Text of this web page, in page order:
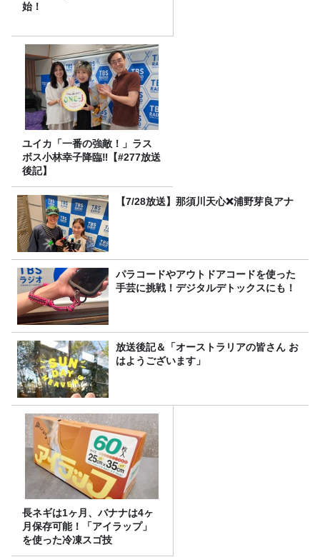
始！
ユイカ「一番の強敵！」ラス
ボス小林幸子降臨‼【#277放送
後記】
【7/28放送】那須川天心❌浦野芽良アナ
パラコードやアウトドアコードを使った
手芸に挑戦！デジタルデトックスにも！
放送後記＆「オーストラリアの皆さん お
はようございます」
長ネギは1ヶ月、バナナは4ヶ
月保存可能！「アイラップ」
を使った冷凍スゴ技